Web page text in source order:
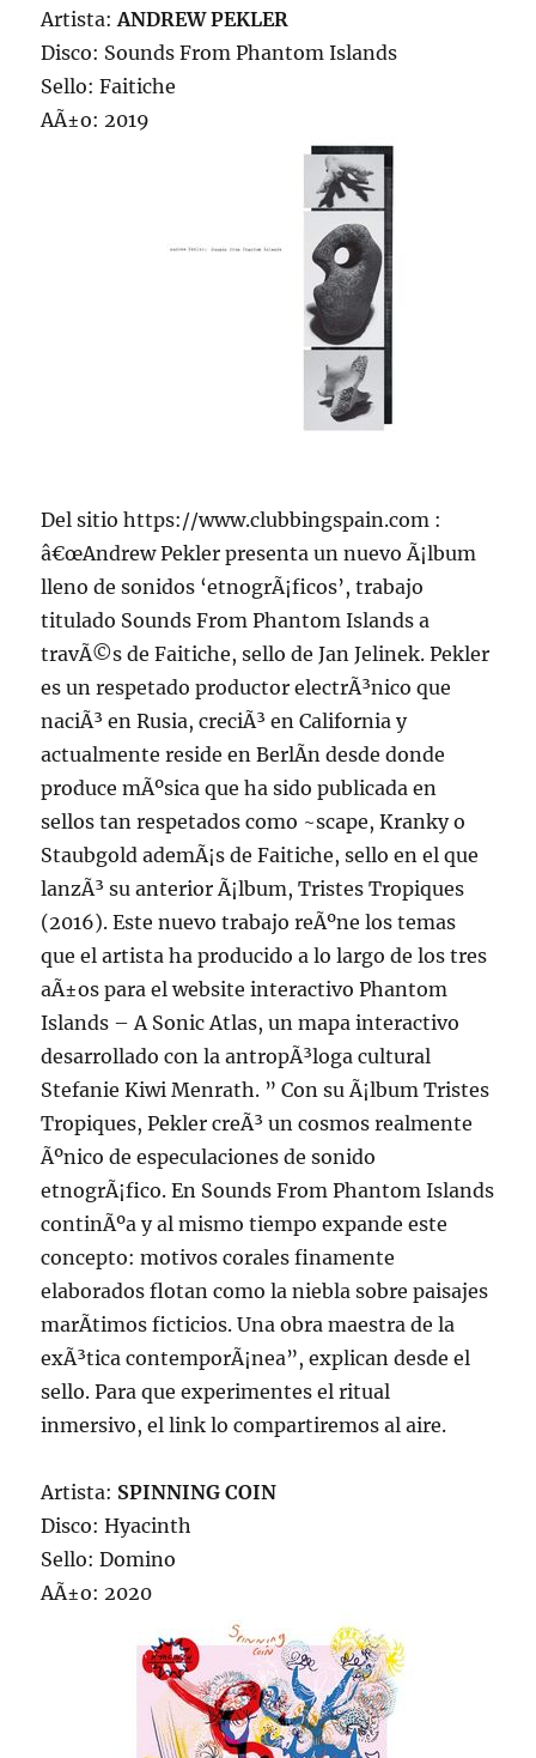
Artista:ANDREW PEKLER
Disco: Sounds From Phantom Islands
Sello: Faitiche
AÃ±o: 2019
Del sitio https://www.clubbingspain.com :
â€œAndrew Pekler presenta un nuevo Ã¡lbum
lleno de sonidos ‘etnogrÃ¡ficos’, trabajo
titulado Sounds From Phantom Islands a
travÃ©s de Faitiche, sello de Jan Jelinek. Pekler
es un respetado productor electrÃ³nico que
naciÃ³ en Rusia, creciÃ³ en California y
actualmente reside en BerlÃ­n desde donde
produce mÃºsica que ha sido publicada en
sellos tan respetados como ~scape, Kranky o
Staubgold ademÃ¡s de Faitiche, sello en el que
lanzÃ³ su anterior Ã¡lbum, Tristes Tropiques
(2016). Este nuevo trabajo reÃºne los temas
que el artista ha producido a lo largo de los tres
aÃ±os para el website interactivo Phantom
Islands – A Sonic Atlas, un mapa interactivo
desarrollado con la antropÃ³loga cultural
Stefanie Kiwi Menrath. ” Con su Ã¡lbum Tristes
Tropiques, Pekler creÃ³ un cosmos realmente
Ãºnico de especulaciones de sonido
etnogrÃ¡fico. En Sounds From Phantom Islands
continÃºa y al mismo tiempo expande este
concepto: motivos corales finamente
elaborados flotan como la niebla sobre paisajes
marÃ­timos ficticios. Una obra maestra de la
exÃ³tica contemporÃ¡nea”, explican desde el
sello. Para que experimentes el ritual
inmersivo, el link lo compartiremos al aire.
Artista: SPINNING COIN
Disco: Hyacinth
Sello: Domino
AÃ±o: 2020